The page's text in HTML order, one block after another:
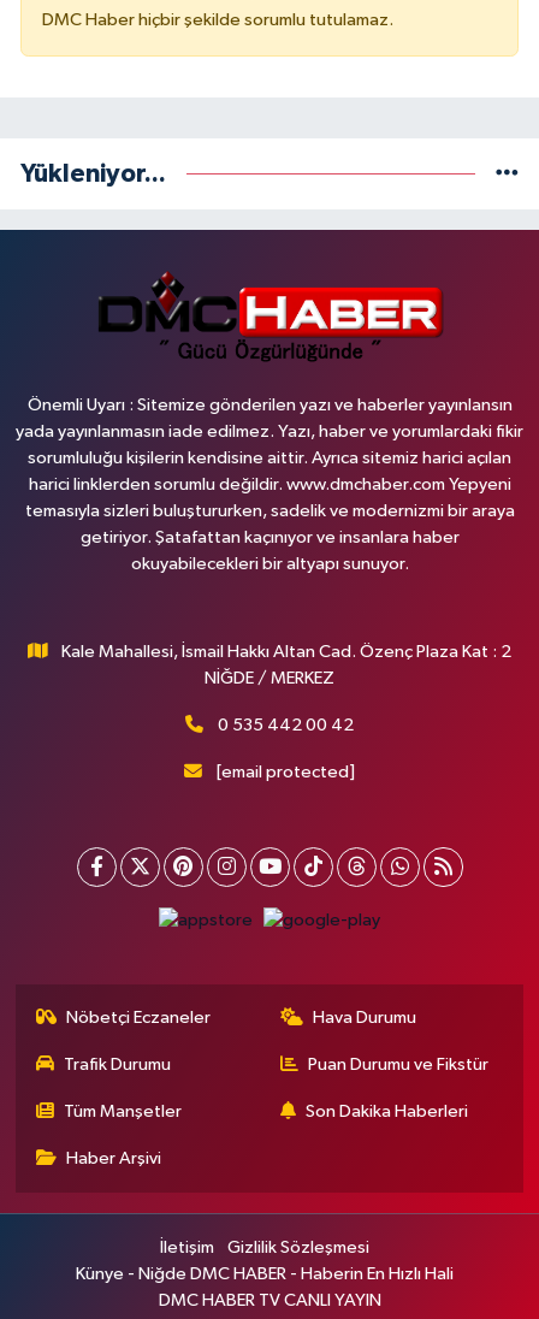
DMC Haber hiçbir şekilde sorumlu tutulamaz.
Yükleniyor...
Önemli Uyarı : Sitemize gönderilen yazı ve haberler yayınlansın
yada yayınlanmasın iade edilmez. Yazı, haber ve yorumlardaki fikir
sorumluluğu kişilerin kendisine aittir. Ayrıca sitemiz harici açılan
harici linklerden sorumlu değildir. www.dmchaber.com Yepyeni
temasıyla sizleri buluştururken, sadelik ve modernizmi bir araya
getiriyor. Şatafattan kaçınıyor ve insanlara haber
okuyabilecekleri bir altyapı sunuyor.
Kale Mahallesi, İsmail Hakkı Altan Cad. Özenç Plaza Kat : 2
NİĞDE / MERKEZ
0 535 442 00 42
[email protected]
Nöbetçi Eczaneler Hava Durumu
Trafik Durumu Puan Durumu ve Fikstür
Tüm Manşetler Son Dakika Haberleri
Haber Arşivi
İletişim
Gizlilik Sözleşmesi
Künye - Niğde DMC HABER - Haberin En Hızlı Hali
DMC HABER TV CANLI YAYIN